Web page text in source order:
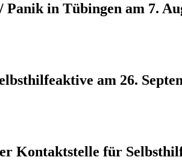
Panik in Tübingen am 7.
am 26.
Kontaktstelle für